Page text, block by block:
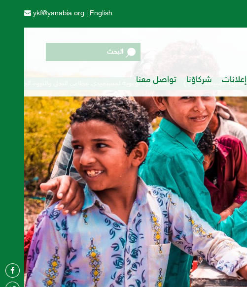
English
ykf@yanabia.org
البحث
إعلانات شركاؤنا تواصل معنا
اختتام دورة توعوية لمستفيدي قطاعي النحل والثروة الحيوانية في مديرية المقاطرة